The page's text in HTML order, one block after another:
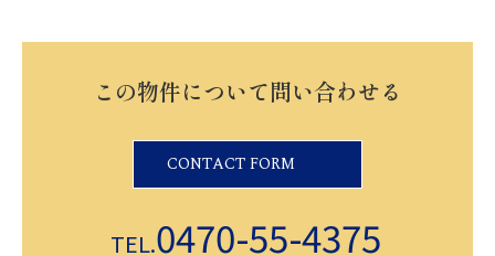
この物件について問い合わせる
CONTACT FORM
TEL.0470-55-4375